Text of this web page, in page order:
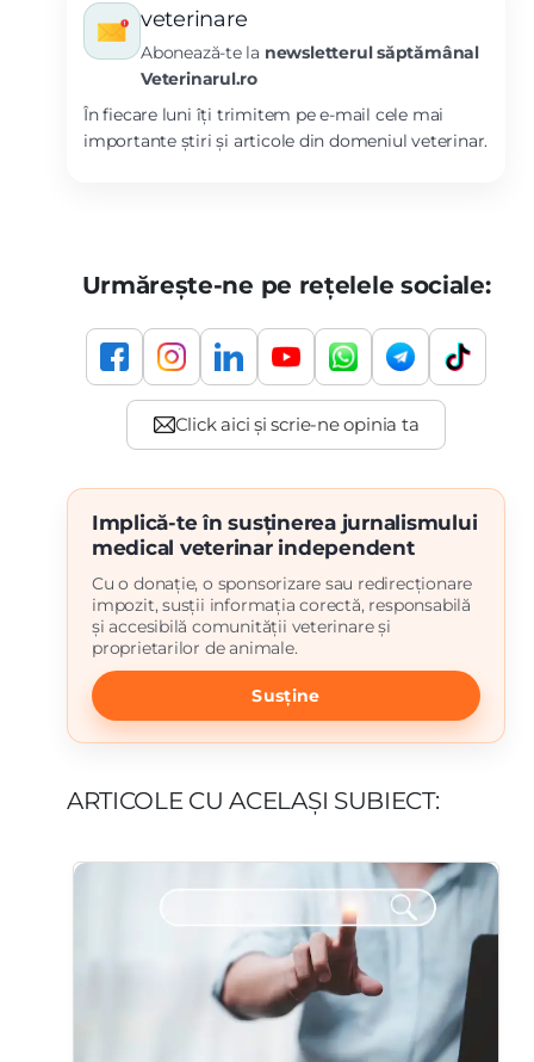
veterinare
Abonează-te la newsletterul săptămânal
Veterinarul.ro
În fiecare luni îți trimitem pe e-mail cele mai
importante știri și articole din domeniul veterinar.
Urmărește-ne pe rețelele sociale:
Implică-te în susținerea jurnalismului
medical veterinar independent
Cu o donație, o sponsorizare sau redirecționare
impozit, susții informația corectă, responsabilă
și accesibilă comunității veterinare și
proprietarilor de animale.
Susține
ARTICOLE CU ACELAȘI SUBIECT: